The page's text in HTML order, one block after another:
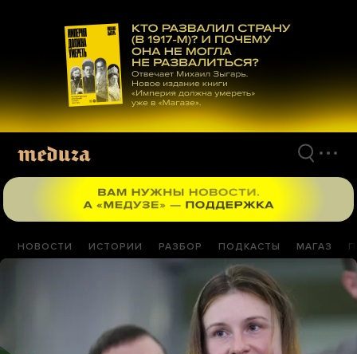
материалам
НОВОСТИ ИСТОРИИ РАЗБОР ПОДКАСТЫ МАГАЗ